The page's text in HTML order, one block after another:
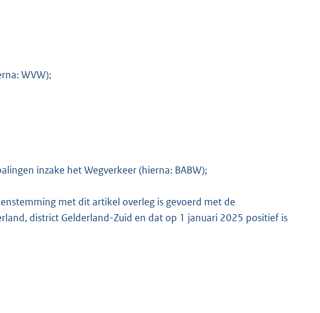
WVW);
inzake het Wegverkeer (hierna: BABW);
met dit artikel overleg is gevoerd met de
district Gelderland-Zuid en dat op 1 januari 2025 positief is